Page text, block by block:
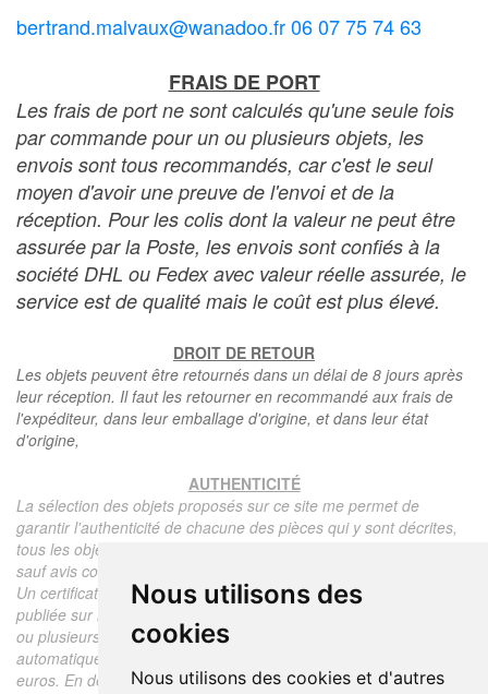
Nous utilisons des
cookies
Nous utilisons des cookies et d'autres
bertrand.malvaux@wanadoo.fr 06 07 75 74 63
FRAIS DE PORT
Les frais de port ne sont calculés qu'une seule fois
par commande pour un ou plusieurs objets, les
envois sont tous recommandés, car c'est le seul
moyen d'avoir une preuve de l'envoi et de la
réception. Pour les colis dont la valeur ne peut être
assurée par la Poste, les envois sont confiés à la
société DHL ou Fedex avec valeur réelle assurée, le
service est de qualité mais le coût est plus élevé.
DROIT DE RETOUR
Les objets peuvent être retournés dans un délai de 8 jours après
leur réception. Il faut les retourner en recommandé aux frais de
l'expéditeur, dans leur emballage d'origine, et dans leur état
d'origine,
AUTHENTICITÉ
La sélection des objets proposés sur ce site me permet de
garantir l'authenticité de chacune des pièces qui y sont décrites,
tous les objets proposés sont garantis d'époque et authentiques,
sauf avis contraire ou restriction dans la description.
Un certificat d'authenticité de l'objet reprenant la description
publiée sur le site, l'époque, le prix de vente, accompagné d'une
ou plusieurs photographies en couleurs est communiqué
automatiquement pour tout objet dont le prix est supérieur à 130
euros. En dessous de ce prix chaque certificat est facturé 5